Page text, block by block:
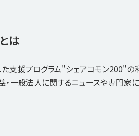
は
支援プログラム"シェアコモン200"
・一般法人に関するニュースや専門家